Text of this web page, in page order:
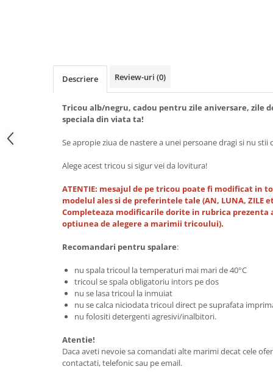
Tricouri ski
Tricouri cadou 20 ani
Tricouri cadou 30 ani
Tricouri cadou 50 ani
Tricouri cadou 60 ani
Tricouri motociclisti
Tricouri motociclisti
Tricouri offroad
Tricouri biciclisti
Tricouri biciclisti
Tricouri biciclisti MTB
Tricouri biciclisti BMX
Tricouri skateboard
Tricouri sport/fitness
Descriere Review-uri (0)
Tricou alb/negru, cadou pentru zile aniversare, zile
speciala din viata ta!
Se apropie ziua de nastere a unei persoane dragi si nu stii
Alege acest tricou si sigur vei da lovitura!
ATENTIE: mesajul de pe tricou poate fi modificat in
modelul ales si de preferintele tale (AN, LUNA, ZILE
Completeaza modificarile dorite in rubrica prezenta
optiunea de alegere a marimii tricoului).
Recomandari pentru spalare:
nu spala tricoul la temperaturi mai mari de 40°C
tricoul se spala obligatoriu intors pe dos
nu se lasa tricoul la inmuiat
nu se calca niciodata tricoul direct pe suprafata
nu folositi detergenti agresivi/inalbitori.
Atentie!
Daca aveti nevoie sa comandati alte marimi decat cele
contactati, telefonic sau pe email.